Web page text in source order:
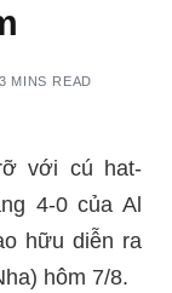
3 MINS READ
với cú hat-
4-0 của Al
hữu diễn ra
hôm 7/8.